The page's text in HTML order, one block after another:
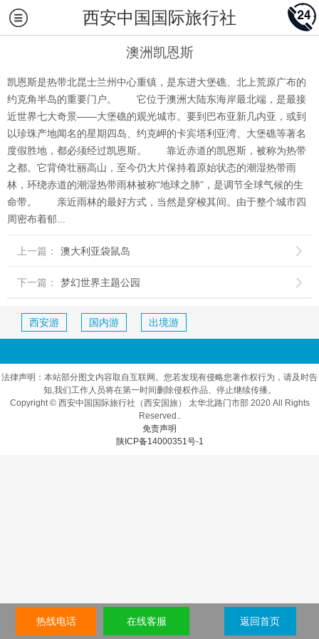
西安中国国际旅行社
澳洲凯恩斯
凯恩斯是热带北昆士兰州中心重镇，是东进大堡礁、北上荒原广布的
约克角半岛的重要门户。 它位于澳洲大陆东海岸最北端，是最接
近世界七大奇景――大堡礁的观光城市。要到巴布亚新几内亚，或到
以珍珠产地闻名的星期四岛、约克岬的卡宾塔利亚湾、大堡礁等著名
度假胜地，都必须经过凯恩斯。 靠近赤道的凯恩斯，被称为热带
之都。它背倚壮丽高山，至今仍大片保持着原始状态的潮湿热带雨
林，环绕赤道的潮湿热带雨林被称“地球之肺”，是调节全球气候的生
命带。 亲近雨林的最好方式，当然是穿梭其间。由于整个城市四
周密布着郁...
上一篇： 澳大利亚袋鼠岛 
下一篇： 梦幻世界主题公园 
西安游 国内游 出境游
法律声明：本站部分图文内容取自互联网。您若发现有侵略您著作权行为，请及时告
知,我们工作人员将在第一时间删除侵权作品、停止继续传播。
Copyright © 西安中国国际旅行社（西安国旅） 太华北路门市部 2020 All Rights
Reserved..
免责声明
陕ICP备14000351号-1
热线电话 在线客服 返回首页